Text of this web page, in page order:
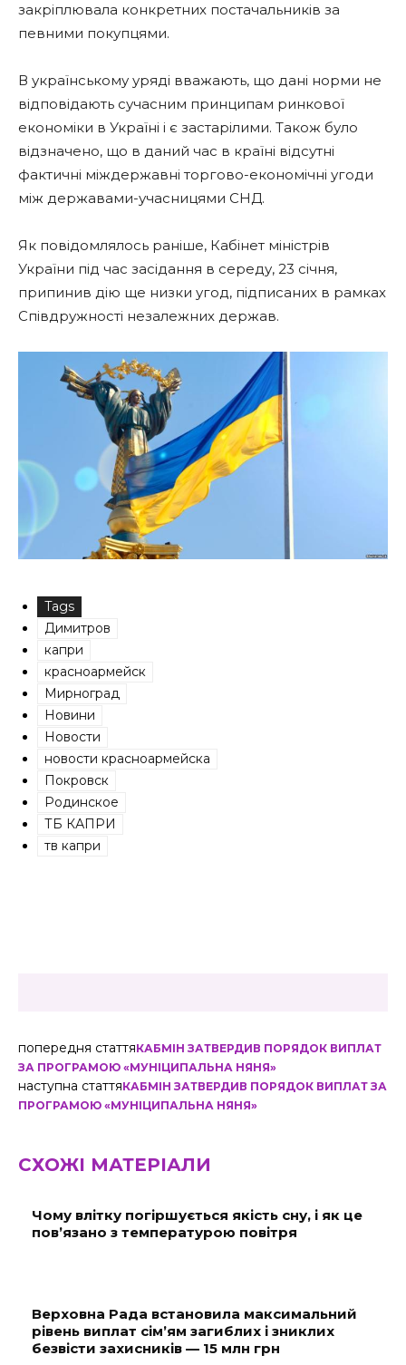
закріплювала конкретних постачальників за
певними покупцями.
В українському уряді вважають, що дані норми не
відповідають сучасним принципам ринкової
економіки в Україні і є застарілими. Також було
відзначено, що в даний час в країні відсутні
фактичні міждержавні торгово-економічні угоди
між державами-учасницями СНД.
Як повідомлялось раніше, Кабінет міністрів
України під час засідання в середу, 23 січня,
припинив дію ще низки угод, підписаних в рамках
Співдружності незалежних держав.
Tags
Димитров
капри
красноармейск
Мирноград
Новини
Новости
новости красноармейска
Покровск
Родинское
ТБ КАПРИ
тв капри
попередня статтяКАБМІН ЗАТВЕРДИВ ПОРЯДОК ВИПЛАТ
ЗА ПРОГРАМОЮ «МУНІЦИПАЛЬНА НЯНЯ»
наступна статтяКАБМІН ЗАТВЕРДИВ ПОРЯДОК ВИПЛАТ ЗА
ПРОГРАМОЮ «МУНІЦИПАЛЬНА НЯНЯ»
СХОЖІ МАТЕРІАЛИ
Чому влітку погіршується якість сну, і як це
пов’язано з температурою повітря
Верховна Рада встановила максимальний
рівень виплат сім’ям загиблих і зниклих
безвісти захисників — 15 млн грн